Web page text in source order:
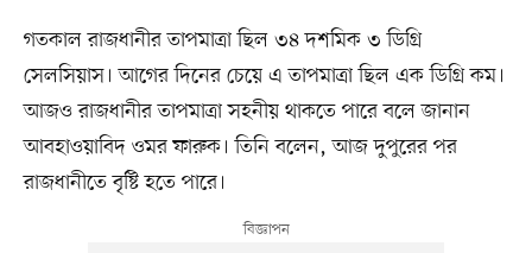
গতকাল রাজধানীর তাপমাত্রা ছিল ৩৪ দশমিক ৩ ডিগ্রি
সেলসিয়াস। আগের দিনের চেয়ে এ তাপমাত্রা ছিল এক ডিগ্রি কম।
আজও রাজধানীর তাপমাত্রা সহনীয় থাকতে পারে বলে জানান
আবহাওয়াবিদ ওমর ফারুক। তিনি বলেন, আজ দুপুরের পর
রাজধানীতে বৃষ্টি হতে পারে।